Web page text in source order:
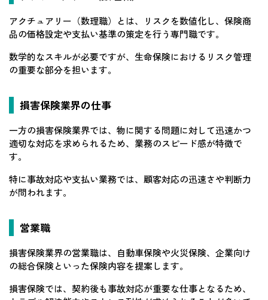
アクチュアリー（数理職）とは、リスクを数値化し、保険商
品の価格設定や支払い基準の策定を行う専門職です。
数学的なスキルが必要ですが、生命保険におけるリスク管理
の重要な部分を担います。
損害保険業界の仕事
一方の損害保険業界では、物に関する問題に対して迅速かつ
適切な対応を求められるため、業務のスピード感が特徴で
す。
特に事故対応や支払い業務では、顧客対応の迅速さや判断力
が問われます。
営業職
損害保険業界の営業職は、自動車保険や火災保険、企業向け
の総合保険といった保険内容を提案します。
損害保険では、契約後も事故対応が重要な仕事となるため、